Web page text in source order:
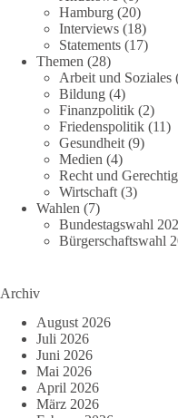
Hamburg (20)
Interviews (18)
Statements (17)
Themen (28)
Arbeit und Soziales
Bildung (4)
Finanzpolitik (2)
Friedenspolitik (11)
Gesundheit (9)
Medien (4)
Recht und
Wirtschaft (3)
Wahlen (7)
Bundestagswahl
Bürgerschaftswahl
Archiv
August 2026
Juli 2026
Juni 2026
Mai 2026
April 2026
März 2026